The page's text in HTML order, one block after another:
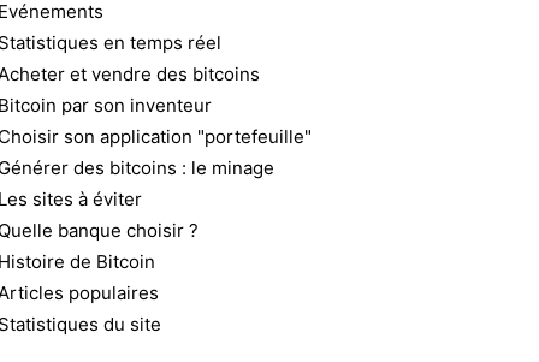
Evénements
Statistiques en temps réel
et vendre des bitcoins
Bitcoin par son inventeur
Choisir son application "portefeuille"
Générer des bitcoins : le minage
Les sites à éviter
Quelle banque choisir ?
Histoire de Bitcoin
populaires
Statistiques du site